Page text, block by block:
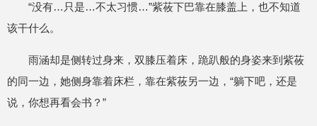
“没有…只是…不太习惯…”紫莜下巴靠在膝盖上，也不知道
该干什么。
雨涵却是侧转过身来，双膝压着床，跪趴般的身姿来到紫莜
的同一边，她侧身靠着床栏，靠在紫莜另一边，“躺下吧，还是
说，你想再看会书？”